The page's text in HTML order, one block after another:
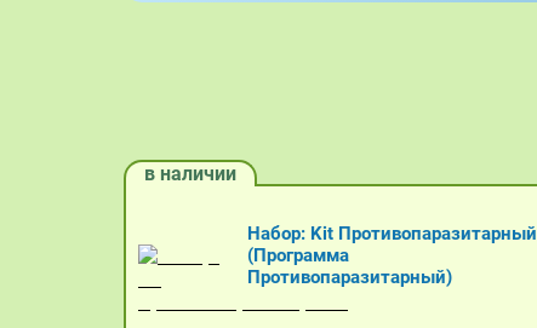
в наличии
Набор: Kit Противопаразитарный
(Программа
Противопаразитарный)